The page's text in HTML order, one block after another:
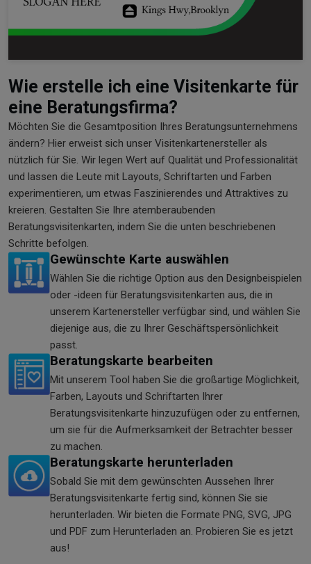
Wie erstelle ich eine Visitenkarte für
eine Beratungsfirma?
Möchten Sie die Gesamtposition Ihres Beratungsunternehmens
ändern? Hier erweist sich unser Visitenkartenersteller als
nützlich für Sie. Wir legen Wert auf Qualität und Professionalität
und lassen die Leute mit Layouts, Schriftarten und Farben
experimentieren, um etwas Faszinierendes und Attraktives zu
kreieren. Gestalten Sie Ihre atemberaubenden
Beratungsvisitenkarten, indem Sie die unten beschriebenen
Schritte befolgen.
Gewünschte Karte auswählen
Wählen Sie die richtige Option aus den Designbeispielen
oder -ideen für Beratungsvisitenkarten aus, die in
unserem Kartenersteller verfügbar sind, und wählen Sie
diejenige aus, die zu Ihrer Geschäftspersönlichkeit
passt.
Beratungskarte bearbeiten
Mit unserem Tool haben Sie die großartige Möglichkeit,
Farben, Layouts und Schriftarten Ihrer
Beratungsvisitenkarte hinzuzufügen oder zu entfernen,
um sie für die Aufmerksamkeit der Betrachter besser
zu machen.
Beratungskarte herunterladen
Sobald Sie mit dem gewünschten Aussehen Ihrer
Beratungsvisitenkarte fertig sind, können Sie sie
herunterladen. Wir bieten die Formate PNG, SVG, JPG
und PDF zum Herunterladen an. Probieren Sie es jetzt
aus!